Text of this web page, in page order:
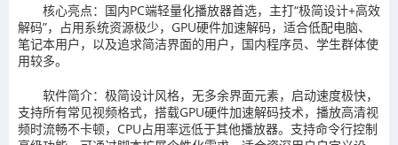
核心亮点：国内PC端轻量化播放器首选，主打“极简设计+高效
解码”，占用系统资源极少，GPU硬件加速解码，适合低配电脑、
笔记本用户，以及追求简洁界面的用户，国内程序员、学生群体使
用较多。
软件简介：极简设计风格，无多余界面元素，启动速度极快，
支持所有常见视频格式，搭载GPU硬件加速解码技术，播放高清视
频时流畅不卡顿，CPU占用率远低于其他播放器。支持命令行控制